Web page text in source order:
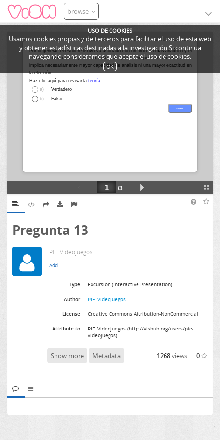
USO DE COOKIES
Usamos cookies propias y de terceros para facilitar el uso de esta web
y obtener estadísticas destinadas a la investigación.Si continua
navegando consideramos que acepta el uso de cookies.
OK
browse
Pregunta 13
PIE_Videojuegos
Type Excursion (Interactive Presentation)
Author PIE_Videojuegos
License Creative Commons Attribution-NonCommercial
Attribute to
PIE_Videojuegos (http://vishub.org/users/pie-
videojuegos)
Show more Metadata 1268views 0